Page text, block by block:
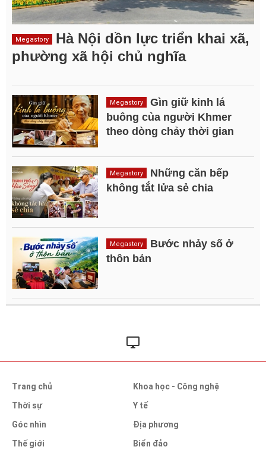
Megastory
Hà Nội dồn lực triển khai xã,
phường xã hội chủ nghĩa
Megastory
Gìn giữ kinh lá
buông của người Khmer
theo dòng chảy thời gian
Megastory
Những căn bếp
không tắt lửa sẻ chia
Megastory
Bước nhảy số ở
thôn bản
Trang chủ
Thời sự
Góc nhìn
Thế giới
Khoa học - Công nghệ
Y tế
Địa phương
Biển đảo